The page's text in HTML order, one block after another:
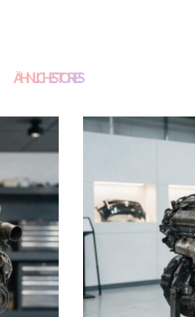
ÄHNLICHE STORIES